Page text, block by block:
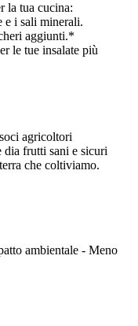
la tua cucina:
e i sali minerali.
aggiunti.*
le tue insalate più
agricoltori
dia frutti sani e sicuri
che coltiviamo.
ambientale - Meno